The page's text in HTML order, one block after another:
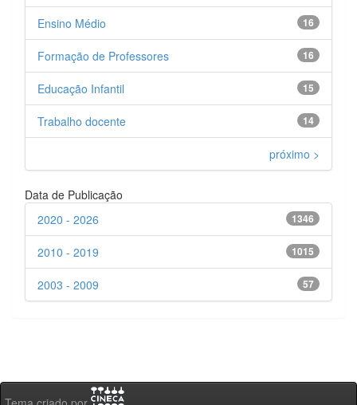
16
Ensino Médio
16
Formação de Professores
15
Educação Infantil
14
Trabalho docente
próximo >
Data de Publicação
1346
2020 - 2026
1015
2010 - 2019
57
2003 - 2009